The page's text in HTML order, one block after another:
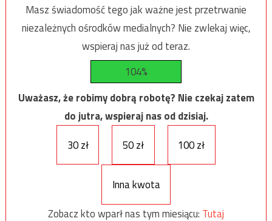
Masz świadomość tego jak ważne jest przetrwanie
niezależnych ośrodków medialnych? Nie zwlekaj więc,
wspieraj nas już od teraz.
104%
Uważasz, że robimy dobrą robotę? Nie czekaj zatem
do jutra, wspieraj nas od dzisiaj.
30 zł
50 zł 100 zł
Inna kwota
Zobacz kto wparł nas tym miesiącu: Tutaj